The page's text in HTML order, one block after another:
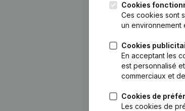
Cookies
Ces cookies sont
un environnement
Cookies
En acceptant les
est personnalisé
commerciaux et
Cookies de
Les cookies de